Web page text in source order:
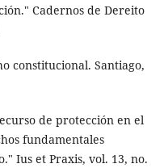
Cadernos de Dereito
constitucional. Santiago,
de protección en el
fundamentales
Ius et Praxis, vol. 13, no.